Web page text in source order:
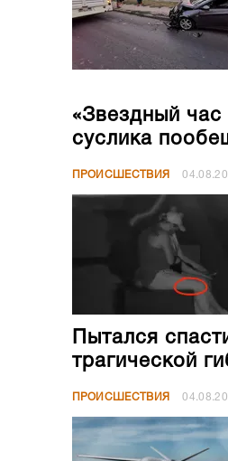
«Звездный
суслика
ПРОИСШЕСТВИЯ
Пытался
трагической
ПРОИСШЕСТВИЯ